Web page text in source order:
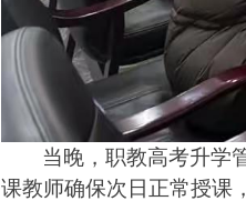
当晚，职教高考升学
课教师确保次日正常授课